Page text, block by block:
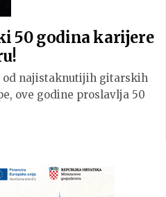
50 godina karijere
od najistaknutijih gitarskih
ove godine proslavlja 50